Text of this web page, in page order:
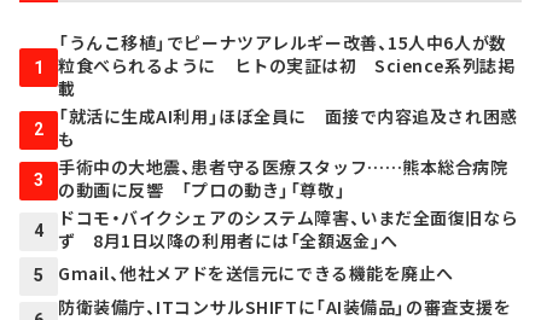
1
「うんこ移植」でピーナツアレルギー改善、15人中6人が数
粒食べられるように ヒトの実証は初 Science系列誌掲
載
2
「就活に生成AI利用」ほぼ全員に 面接で内容追及され困惑
も
3
手術中の大地震、患者守る医療スタッフ……熊本総合病院
の動画に反響 「プロの動き」「尊敬」
4
ドコモ・バイクシェアのシステム障害、いまだ全面復旧なら
ず 8月1日以降の利用者には「全額返金」へ
5 Gmail、他社メアドを送信元にできる機能を廃止へ
防衛装備庁、ITコンサルSHIFTに「AI装備品」の審査支援を